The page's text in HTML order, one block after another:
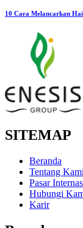
10 Cara Melancarkan
SITEMAP
Beranda
Tentang Kami
Pasar
Hubungi
Karir